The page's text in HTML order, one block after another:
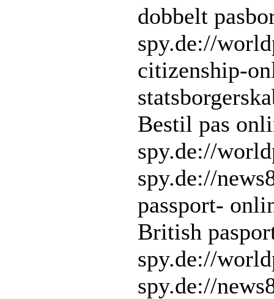
dobbelt
spy.de://
citizenship-
Bestil pas
spy.de://
spy.de://
passport-
British
spy.de://
spy.de://